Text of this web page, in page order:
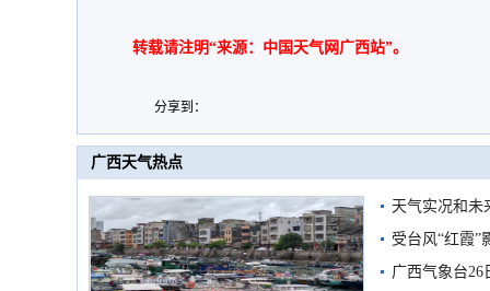
转载请注明“来源：中国天气网广西站”。
分享到：
广西天气热点
天气实况和未
受台风“红霞”
有较强降雨
广西气象台26